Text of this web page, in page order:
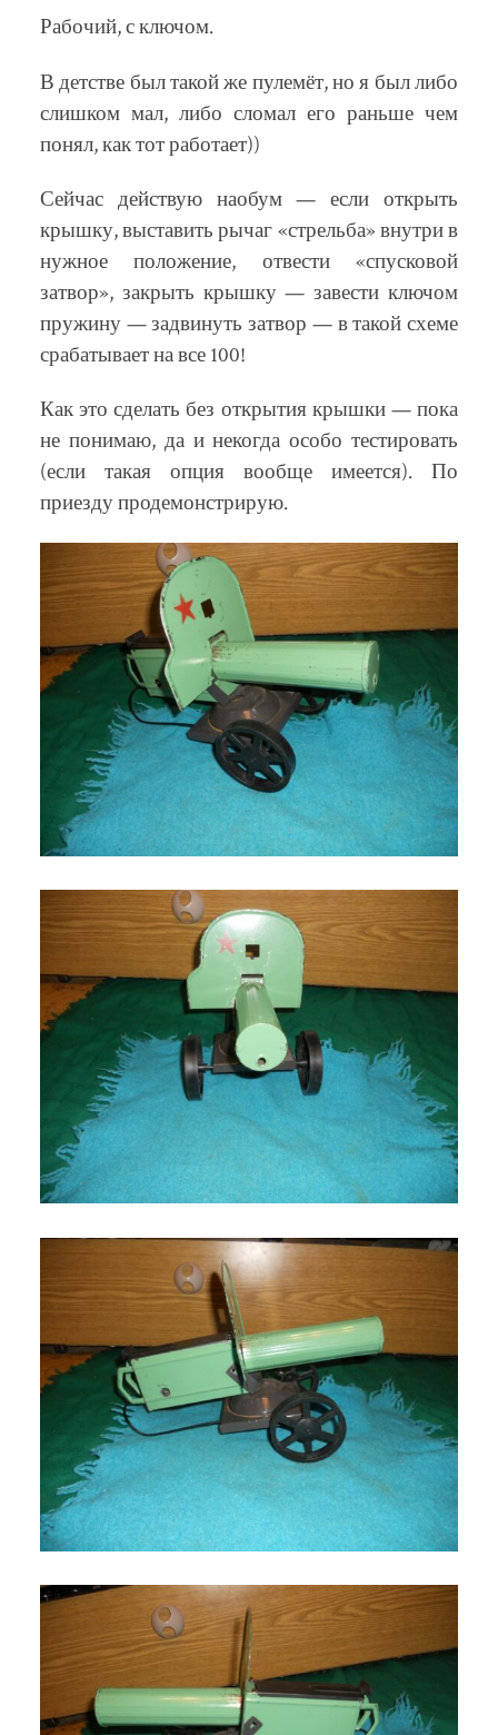
Рабочий, с ключом.
В детстве был такой же пулемёт, но я был либо
слишком мал, либо сломал его раньше чем
понял, как тот работает))
Сейчас действую наобум — если открыть
крышку, выставить рычаг «стрельба» внутри в
нужное положение, отвести «спусковой
затвор», закрыть крышку — завести ключом
пружину — задвинуть затвор — в такой схеме
срабатывает на все 100!
Как это сделать без открытия крышки — пока
не понимаю, да и некогда особо тестировать
(если такая опция вообще имеется). По
приезду продемонстрирую.